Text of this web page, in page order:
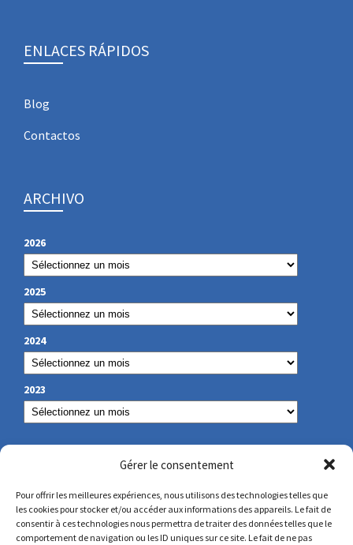
Gérer le consentement
Pour offrir les meilleures expériences, nous utilisons des technologies telles que
les cookies pour stocker et/ou accéder aux informations des appareils. Le fait de
consentir à ces technologies nous permettra de traiter des données telles que le
comportement de navigation ou les ID uniques sur ce site. Le fait de ne pas
ENLACES RÁPIDOS
Blog
Contactos
ARCHIVO
2026
2025
2024
2023
NUESTROS DATOS DE CONTACTO
secretariat@lamennais.org